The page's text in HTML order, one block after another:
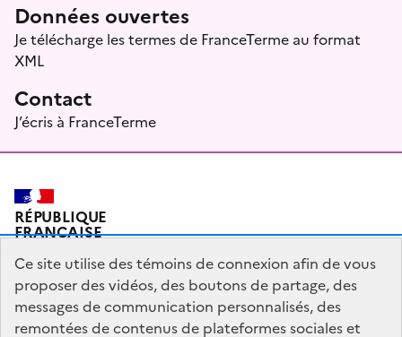
Données ouvertes
Je télécharge les termes de FranceTerme au format
XML
Contact
J’écris à FranceTerme
RÉPUBLIQUE
FRANÇAISE
Plan du site Mentions légales Qui sommes-nous ?
Ce site utilise des témoins de connexion afin de vous
proposer des vidéos, des boutons de partage, des
messages de communication personnalisés, des
remontées de contenus de plateformes sociales et